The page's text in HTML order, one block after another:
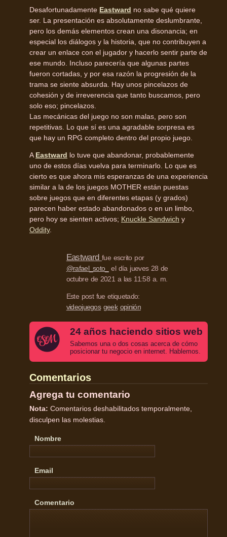
Desafortunadamente Eastward no sabe qué quiere
ser. La presentación es absolutamente deslumbrante,
pero los demás elementos crean una disonancia; en
especial los diálogos y la historia, que no contribuyen a
crear un enlace con el jugador y hacerlo sentir parte de
ese mundo. Incluso parecería que algunas partes
fueron cortadas, y por esa razón la progresión de la
trama se siente absurda. Hay unos pincelazos de
cohesión y de irreverencia que tanto buscamos, pero
solo eso; pincelazos.
Las mecánicas del juego no son malas, pero son
repetitivas. Lo que sí es una agradable sorpresa es
que hay un RPG completo dentro del propio juego.
A Eastward lo tuve que abandonar, probablemente
uno de estos días vuelva para terminarlo. Lo que es
cierto es que ahora mis esperanzas de una experiencia
similar a la de los juegos MOTHER están puestas
sobre juegos que en diferentes etapas (y grados)
parecen haber estado abandonados o en un limbo,
pero hoy se sienten activos; Knuckle Sandwich y
Oddity.
Eastward fue escrito por
@rafael_soto_
el día jueves 28 de
octubre de 2021 a las 11:58 a. m.
Este post fue etiquetado:
videojuegos geek opinión
24 años haciendo sitios web
Sabemos una o dos cosas acerca de cómo
posicionar tu negocio en internet. Hablemos.
Comentarios
Agrega tu comentario
Nota: Comentarios deshabilitados temporalmente,
disculpen las molestias.
Nombre
Email
Comentario